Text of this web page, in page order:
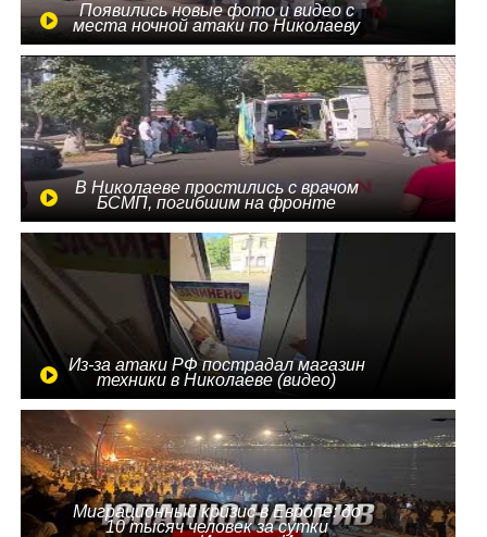
Появились новые фото и видео с
места ночной атаки по Николаеву
В Николаеве простились с врачом
БСМП, погибшим на фронте
Из-за атаки РФ пострадал магазин
техники в Николаеве (видео)
Миграционный кризис в Европе: до
10 тысяч человек за сутки